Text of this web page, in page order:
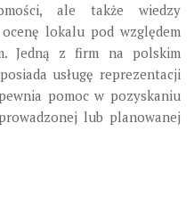
ale także wiedzy
lokalu pod względem
Jedną z firm na polskim
usługę reprezentacji
pomoc w pozyskaniu
lub planowanej